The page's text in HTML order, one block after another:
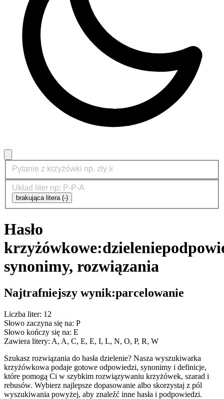
brakująca litera (-)
Hasło
krzyżówkowe:dzielenie
synonimy, rozwiązania
Najtrafniejszy wynik:parcelowanie
Liczba liter: 12
Słowo zaczyna się na: P
Słowo kończy się na: E
Zawiera litery: A, A, C, E, E, I, L, N, O, P, R, W
Szukasz rozwiązania do hasła dzielenie? Nasza wyszukiwarka
krzyżówkowa podaje gotowe odpowiedzi, synonimy i definicje,
które pomogą Ci w szybkim rozwiązywaniu krzyżówek, szarad i
rebusów. Wybierz najlepsze dopasowanie albo skorzystaj z pól
wyszukiwania powyżej, aby znaleźć inne hasła i podpowiedzi.